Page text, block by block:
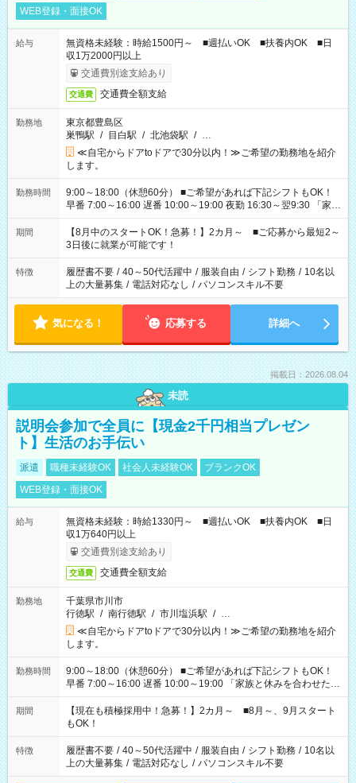
WEB登録・面接OK
給与
無資格未経験：時給1500円～ ■週払いOK ■扶養内OK ■日
収1万2000円以上
交通費別途支給あり
交通費 交通費全額支給
勤務地
東京都豊島区
巣鴨駅 / 目白駅 / 北池袋駅 / …
≪自宅からドアtoドアで30分以内！≫ご希望の勤務地を紹介
します。
勤務時間
9:00～18:00（休憩60分） ■ご希望があれば下記シフトもOK！
早番 7:00～16:00 遅番 10:00～19:00 夜勤 16:30～翌9:30 「家族
と休みを合わせたい」 「余裕を持って夕飯の準備がしたい」
「できれば残業はしたくない」 など、ご希望を教えてください
ね。 ※Wワーク希望の方へ 今ご覧のお仕事で希望する勤務時間
と、もう1つのお仕事の勤務時間。 合計で週40時間を超える場
合は応募できません。
期間
【8月中のスタートOK！急募！】2カ月～ ■ご応募から最短2～
3日後に就業が可能です！
特徴 履歴書不要 / 40～50代活躍中 / 服装自由 / シフト勤務 / 10名以
上の大量募集 / 電話対応なし / パソコンスキル不要
気になる！ 応募する 詳細へ
掲載日：2026.08.04
未読
説明会参加で全員に【現金2千円相当プレゼン
ト】生活のお手伝い
派遣 職種未経験OK 社会人未経験OK
ブランクOK
WEB登録・面接OK
給与
無資格未経験：時給1330円～ ■週払いOK ■扶養内OK ■日
収1万640円以上
交通費別途支給あり
交通費 交通費全額支給
勤務地
千葉県市川市
行徳駅 / 南行徳駅 / 市川塩浜駅 / …
≪自宅からドアtoドアで30分以内！≫ご希望の勤務地を紹介
します。
勤務時間
9:00～18:00（休憩60分） ■ご希望があれば下記シフトもOK！
早番 7:00～16:00 遅番 10:00～19:00 「家族と休みを合わせた
い」 「余裕を持って夕飯の準備がしたい」 「できれば残業はし
たくない」 など、ご希望を教えてくださいね。 ※Wワーク希望
の方へ 今ご覧のお仕事で希望する勤務時間と、もう1つのお仕事
の勤務時間。 合計で週40時間を超える場合は応募できません。
期間
【現在も積極採用中！急募！】2カ月～ ■8月～、9月スタート
もOK！
特徴 履歴書不要 / 40～50代活躍中 / 服装自由 / シフト勤務 / 10名以
上の大量募集 / 電話対応なし / パソコンスキル不要